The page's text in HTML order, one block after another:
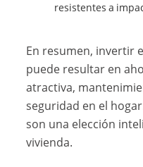
resistentes a
En resumen, invertir
puede resultar en
atractiva,
seguridad en el
son una elección
vivienda.